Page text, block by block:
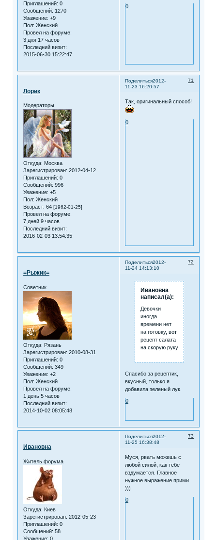
Приглашений: 0
Сообщений: 1270
Уважение: +9
Пол: Женский
Провел на форуме:
3 дня 17 часов
Последний визит:
2015-06-30 15:22:47
0
Поделиться 71
2012-
11-23 16:20:57
Лорик
Модераторы
Откуда: Москва
Зарегистрирован: 2012-04-12
Приглашений: 0
Сообщений: 996
Уважение: +5
Пол: Женский
Возраст: 64 [1962-01-25]
Провел на форуме:
7 дней 9 часов
Последний визит:
2016-02-03 13:54:35
Так, оригинальный способ!
0
Поделиться 72
2012-
11-24 14:13:10
=Рыжик=
Советник
Откуда: Рязань
Зарегистрирован: 2010-08-31
Приглашений: 0
Сообщений: 349
Уважение: +2
Пол: Женский
Провел на форуме:
1 день 5 часов
Последний визит:
2014-10-02 08:05:48
Ивановна
написал(а):
Девочки
иногда
времени нет
на готовку, вот
рецепт салата
на скорую руку
Спасибо за рецептик,
вкусный, только я
добавила зеленый лук.
0
Поделиться 73
2012-
11-25 16:38:48
Ивановна
Житель форума
Откуда: Киев
Зарегистрирован: 2012-05-23
Приглашений: 0
Сообщений: 58
Уважение: 0
Муся, рвать можешь с
любой силой, как тебе
вздумается. Главное
нужное выражение прими
)))
0